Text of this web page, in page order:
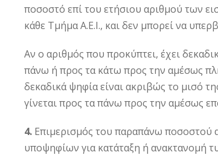
ποσοστό επί του ετήσιου αριθμού των
κάθε Τμήμα Α.Ε.Ι., και δεν μπορεί να
Αν ο αριθμός που προκύπτει, έχει
πάνω ή προς τα κάτω προς την αμέσως
δεκαδικά ψηφία είναι ακριβώς το μισό
γίνεται προς τα πάνω προς την αμέσως
4. Επιμερισμός του παραπάνω ποσοστού
υποψηφίων για κατάταξη ή ανακτανομή